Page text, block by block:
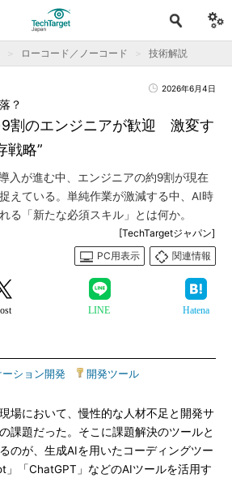
ローコード／ノーコード 技術解説
2026年6月4日
9割のエンジニアが歓迎 激変す
戦略”
？
入が進む中、エンジニアの約9割が現在
えている。単純作業が激減する中、AI時
る「新たな必須スキル」とは何か。
[TechTargetジャパン]
PC用表示
関連情報
LINE Hatena
ーション開発 開発ツール
場において、慢性的な人材不足と開発サ
課題だった。そこに課題解決のツールと
のが、生成AIを用いたコーディングツー
」「ChatGPT」などのAIツールを活用す